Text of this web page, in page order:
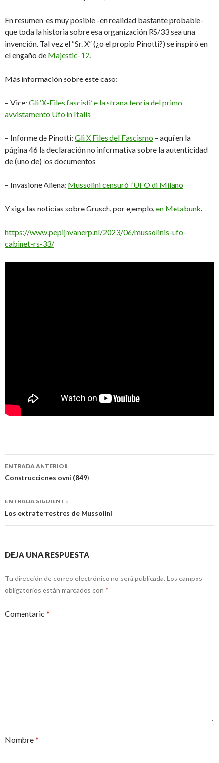
En resumen, es muy posible -en realidad bastante probable-
que toda la historia sobre esa organización RS/33 sea una
invención. Tal vez el “Sr. X” (¿o el propio Pinotti?) se inspiró en
el engaño de Majestic-12.
Más información sobre este caso:
– Vice: Gli ‘X-Files fascisti’ e la strana teoria del primo
avvistamento Ufo in Italia
– Informe de Pinotti: Gli X Files del Fascismo – aquí en la
página 46 la declaración no informativa sobre la autenticidad
de (uno de) los documentos
– Invasione Aliena: Mussolini censurò l’UFO di Milano
Y siga las noticias sobre Grusch, por ejemplo,en Metabunk.
https://www.pepijnvanerp.nl/2023/06/mussolinis-ufo-
cabinet-rs-33/
Navegación
de
entradas
ENTRADA ANTERIOR
Construcciones ovni (849)
ENTRADA SIGUIENTE
Los extraterrestres de Mussolini
DEJA UNA RESPUESTA
Tu dirección de correo electrónico no será publicada. Los campos
obligatorios están marcados con *
Comentario *
Nombre*